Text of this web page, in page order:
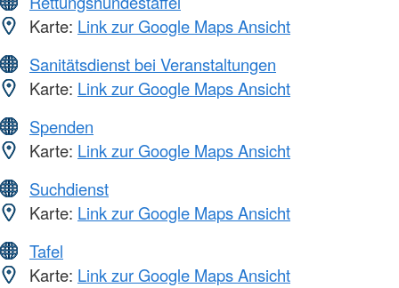
Karte: Link zur Google Maps Ansicht
Sanitätsdienst bei Veranstaltungen
Karte: Link zur Google Maps Ansicht
Spenden
Karte: Link zur Google Maps Ansicht
Suchdienst
Karte: Link zur Google Maps Ansicht
Tafel
Karte: Link zur Google Maps Ansicht